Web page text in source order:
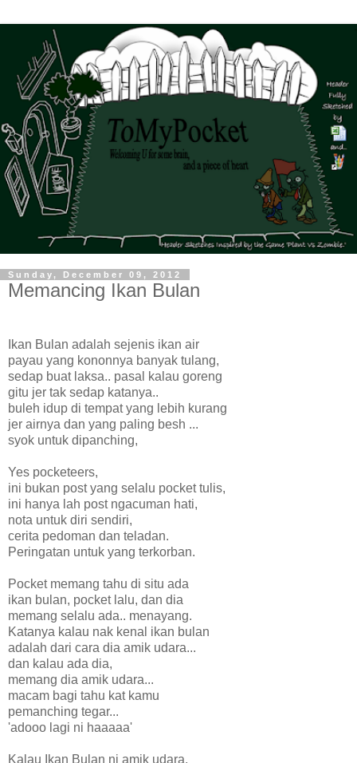
Sunday, December 09, 2012
Memancing Ikan Bulan
Ikan Bulan adalah sejenis ikan air
payau yang kononnya banyak tulang,
sedap buat laksa.. pasal kalau goreng
gitu jer tak sedap katanya..
buleh idup di tempat yang lebih kurang
jer airnya dan yang paling besh ...
syok untuk dipanching,
Yes pocketeers,
ini bukan post yang selalu pocket tulis,
ini hanya lah post ngacuman hati,
nota untuk diri sendiri,
cerita pedoman dan teladan.
Peringatan untuk yang terkorban.
Pocket memang tahu di situ ada
ikan bulan, pocket lalu, dan dia
memang selalu ada.. menayang.
Katanya kalau nak kenal ikan bulan
adalah dari cara dia amik udara...
dan kalau ada dia,
memang dia amik udara...
macam bagi tahu kat kamu
pemanching tegar...
'adooo lagi ni haaaaa'
Kalau Ikan Bulan ni amik udara,